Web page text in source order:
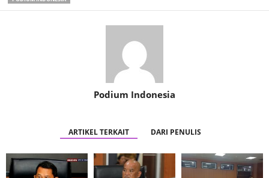
Podium Indonesia
ARTIKEL TERKAIT DARI PENULIS